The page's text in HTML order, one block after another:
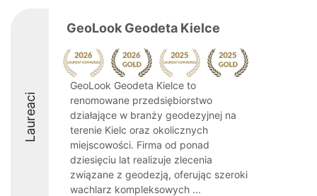
Laureaci
GeoLook Geodeta Kielce
GeoLook Geodeta Kielce to
renomowane przedsiębiorstwo
działające w branży geodezyjnej na
terenie Kielc oraz okolicznych
miejscowości. Firma od ponad
dziesięciu lat realizuje zlecenia
związane z geodezją, oferując szeroki
wachlarz kompleksowych ...